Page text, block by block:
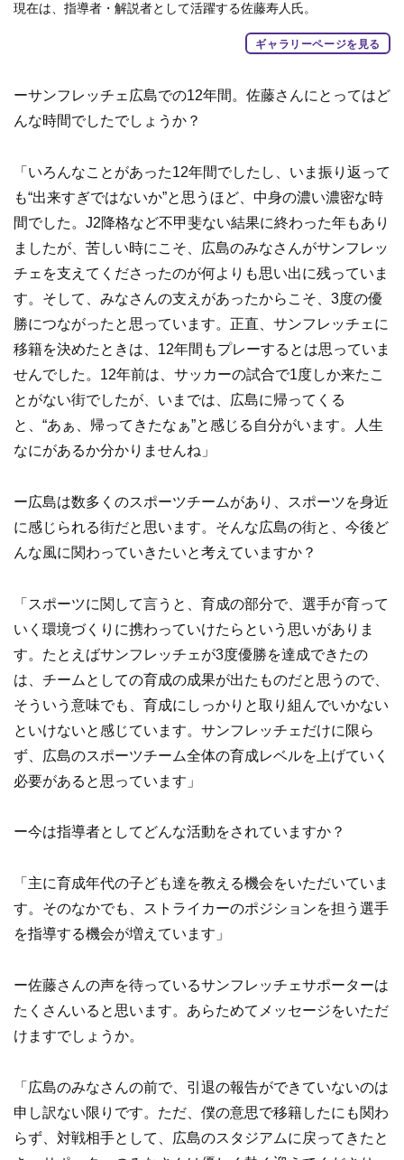
現在は、指導者・解説者として活躍する佐藤寿人氏。
ギャラリーページを見る
ーサンフレッチェ広島での12年間。佐藤さんにとってはど
んな時間でしたでしょうか？
「いろんなことがあった12年間でしたし、いま振り返って
も“出来すぎではないか”と思うほど、中身の濃い濃密な時
間でした。J2降格など不甲斐ない結果に終わった年もあり
ましたが、苦しい時にこそ、広島のみなさんがサンフレッ
チェを支えてくださったのが何よりも思い出に残っていま
す。そして、みなさんの支えがあったからこそ、3度の優
勝につながったと思っています。正直、サンフレッチェに
移籍を決めたときは、12年間もプレーするとは思っていま
せんでした。12年前は、サッカーの試合で1度しか来たこ
とがない街でしたが、いまでは、広島に帰ってくる
と、“あぁ、帰ってきたなぁ”と感じる自分がいます。人生
なにがあるか分かりませんね」
ー広島は数多くのスポーツチームがあり、スポーツを身近
に感じられる街だと思います。そんな広島の街と、今後ど
んな風に関わっていきたいと考えていますか？
「スポーツに関して言うと、育成の部分で、選手が育って
いく環境づくりに携わっていけたらという思いがありま
す。たとえばサンフレッチェが3度優勝を達成できたの
は、チームとしての育成の成果が出たものだと思うので、
そういう意味でも、育成にしっかりと取り組んでいかない
といけないと感じています。サンフレッチェだけに限ら
ず、広島のスポーツチーム全体の育成レベルを上げていく
必要があると思っています」
ー今は指導者としてどんな活動をされていますか？
「主に育成年代の子ども達を教える機会をいただいていま
す。そのなかでも、ストライカーのポジションを担う選手
を指導する機会が増えています」
ー佐藤さんの声を待っているサンフレッチェサポーターは
たくさんいると思います。あらためてメッセージをいただ
けますでしょうか。
「広島のみなさんの前で、引退の報告ができていないのは
申し訳ない限りです。ただ、僕の意思で移籍したにも関わ
らず、対戦相手として、広島のスタジアムに戻ってきたと